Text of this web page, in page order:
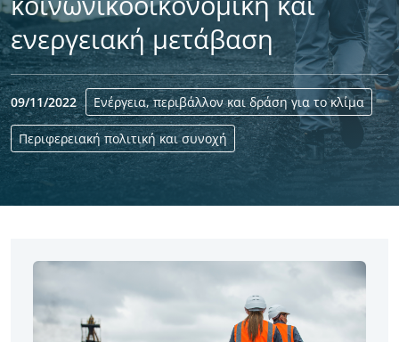
ενεργειακή μετάβαση
09/11/2022 Ενέργεια, περιβάλλον και δράση για το κλίμα
Περιφερειακή πολιτική και συνοχή